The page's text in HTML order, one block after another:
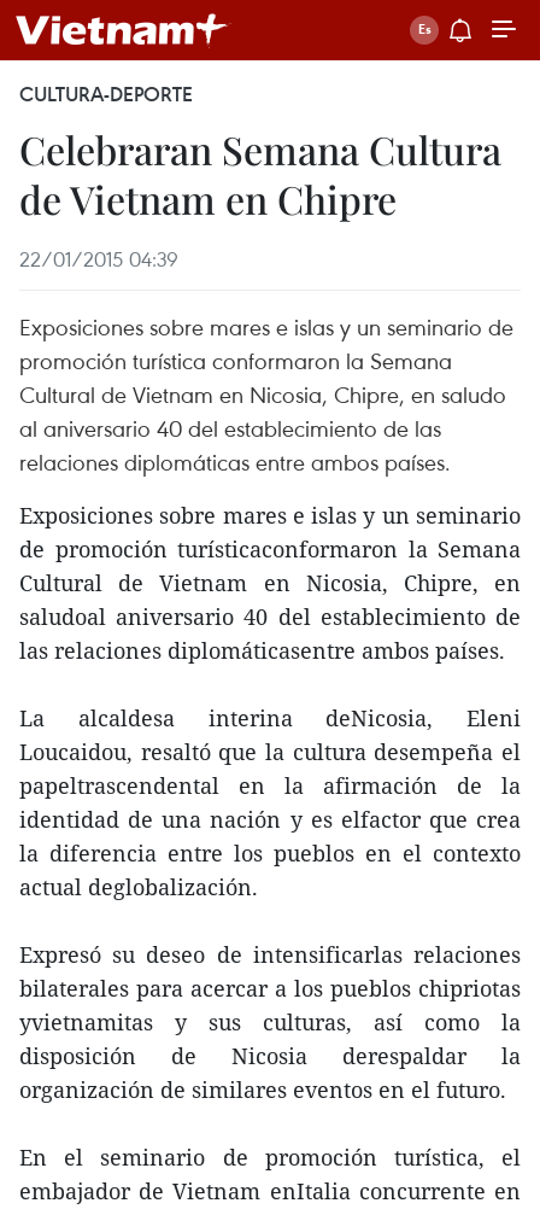
CULTURA-DEPORTE
Celebraran Semana Cultura
de Vietnam en Chipre
22/01/2015 04:39
Exposiciones sobre mares e islas y un seminario de
promoción turística conformaron la Semana
Cultural de Vietnam en Nicosia, Chipre, en saludo
al aniversario 40 del establecimiento de las
relaciones diplomáticas entre ambos países.
Exposiciones sobre mares e islas y un seminario
de promoción turísticaconformaron la Semana
Cultural de Vietnam en Nicosia, Chipre, en
saludoal aniversario 40 del establecimiento de
las relaciones diplomáticasentre ambos países.
La alcaldesa interina deNicosia, Eleni
Loucaidou, resaltó que la cultura desempeña el
papeltrascendental en la afirmación de la
identidad de una nación y es elfactor que crea
la diferencia entre los pueblos en el contexto
actual deglobalización.
Expresó su deseo de intensificarlas relaciones
bilaterales para acercar a los pueblos chipriotas
yvietnamitas y sus culturas, así como la
disposición de Nicosia derespaldar la
organización de similares eventos en el futuro.
En el seminario de promoción turística, el
embajador de Vietnam enItalia concurrente en